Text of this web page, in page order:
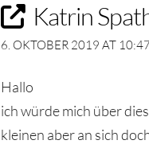
Katrin
6. OKTOBER 2019 AT 10:47
Hallo
ich würde mich über
kleinen aber an sich